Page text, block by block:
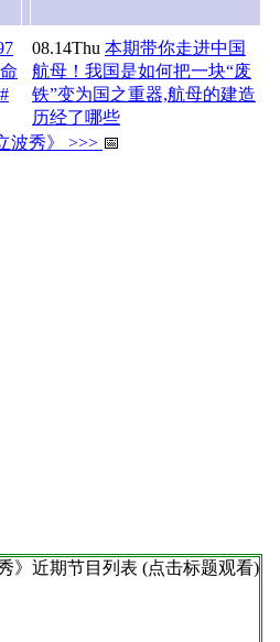
08.14Thu 本期带你走进中国
航母！我国是如何把一块“废
铁”变为国之重器,航母的建造
历经了哪些
波秀》 >>> 📅
》 近期节目列表 (点击标题观看)